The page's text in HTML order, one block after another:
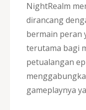
NightRealm
dirancang
bermain peran
terutama bagi
petualangan
gameplaynya